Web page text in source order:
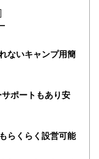
ないキャンプ用簡
ポートもあり安
らくらく設営可能